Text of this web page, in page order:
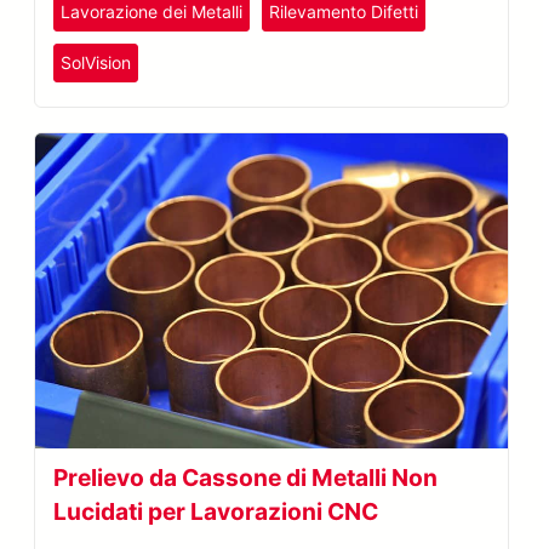
Lavorazione dei Metalli Rilevamento Difetti
SolVision
Prelievo da Cassone di Metalli Non
Lucidati per Lavorazioni CNC